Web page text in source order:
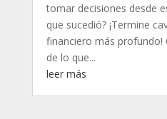
tomar decisiones desde
que sucedió? ¡Termine
financiero más profundo!
de lo que...
leer más